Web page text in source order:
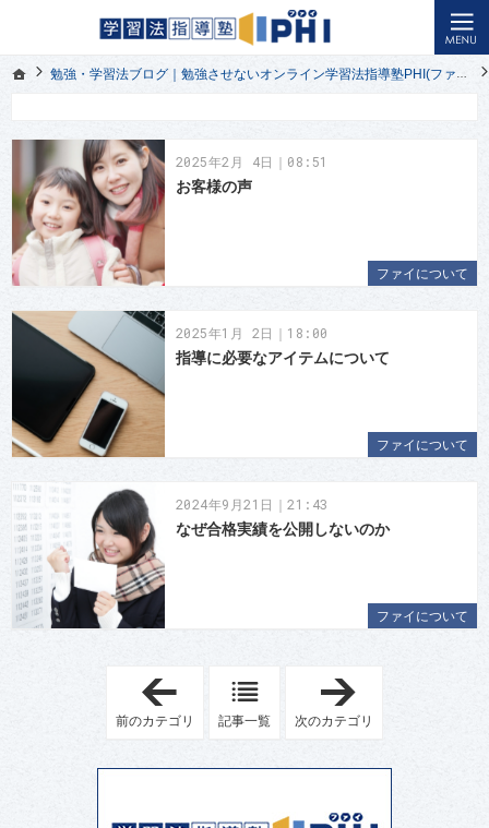
勉強・学習法ブログ｜勉強させないオンライン学習法指導塾PHI(ファイ)
オンライン授業の悩みを解決｜幼児教育から小学生・中学生・高校生の受験勉強まで対応｜学習法
小学生・中学生・高校生の受験勉強を応援する勉強させないオンライン学習法指導塾PHI(ファイ)ブ
ファイについて
2025年2月 4日｜08:51
お客様の声
ファイについて
2025年1月 2日｜18:00
指導に必要なアイテムについて
ファイについて
2024年9月21日｜21:43
なぜ合格実績を公開しないのか
前のカテゴリ 記事一覧 次のカテゴリ
ホーム
勉強・学習法ブログ｜勉強させないオンライン学習法指導塾PHI(ファイ)